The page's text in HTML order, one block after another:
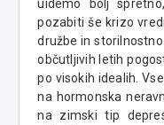
uidemo bolj
pozabiti še krizo
družbe in
občutljivih letih
po visokih idealih.
na hormonska
na zimski tip